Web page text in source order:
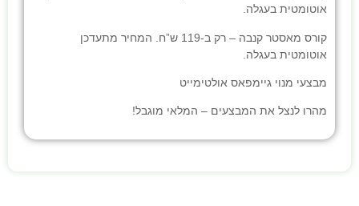
אוטומטית בעגלה.
קורס מאסטר קנבה
– רק ב-119 ש”ח. המחיר מתעדכן
אוטומטית בעגלה.
מבצעי מנוי גיימפאס אולטימייט
מהרו לנצל את המבצעים – המלאי מוגבל!